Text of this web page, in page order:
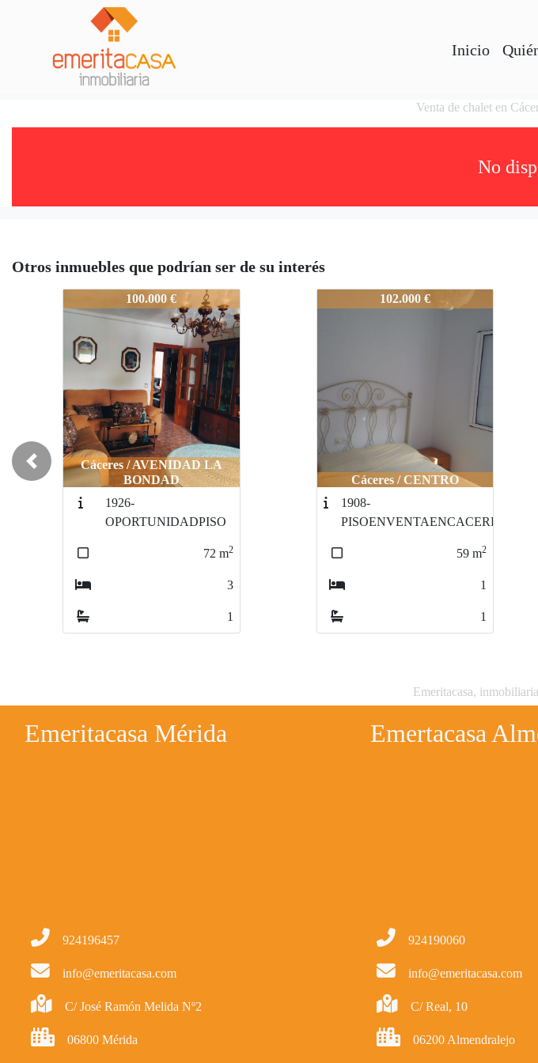
Inicio
Venta de chalet en
No
Otros inmuebles que podrían ser de su interés
1983-3CasaAdosadaVentaCaceres
100.000 €
Cáceres / AVENIDAD LA
BONDAD
1926-
OPORTUNIDADPISO
72 m2
3
1
1983-3CasaAdosadaVentaCaceres
102.000 €
Cáceres / CENTRO
1908-
PISOENVENTAENCACERES
59 m2
1
1
Previous
Emeritacasa,
Emeritacasa Mérida
924196457
info@emeritacasa.com
C/ José Ramón Melida Nº2
06800 Mérida
Emertacasa
924190060
info@emeritacasa.com
C/ Real, 10
06200 Almendralejo